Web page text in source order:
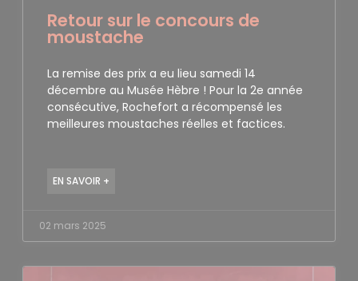
Retour sur le concours de
moustache
La remise des prix a eu lieu samedi 14
décembre au Musée Hèbre ! Pour la 2e année
consécutive, Rochefort a récompensé les
meilleures moustaches réelles et factices.
EN SAVOIR +
02 mars 2025